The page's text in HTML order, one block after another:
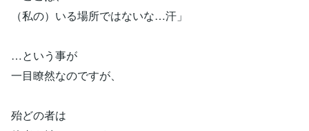
（私の）いる場所ではないな…汗」
…という事が
一目瞭然なのですが、
殆どの者は